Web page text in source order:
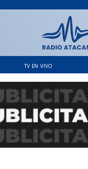
TV EN VIVO